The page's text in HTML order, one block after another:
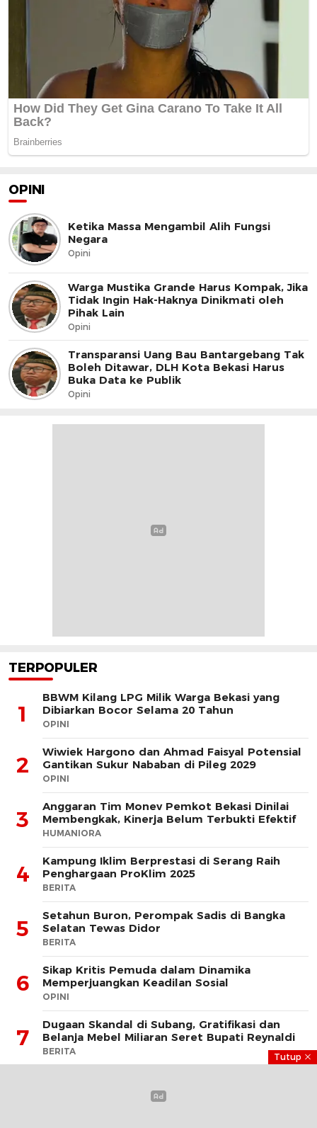
OPINI
Ketika Massa Mengambil Alih Fungsi
Negara
Opini
Warga Mustika Grande Harus Kompak, Jika
Tidak Ingin Hak-Haknya Dinikmati oleh
Pihak Lain
Opini
Transparansi Uang Bau Bantargebang Tak
Boleh Ditawar, DLH Kota Bekasi Harus
Buka Data ke Publik
Opini
TERPOPULER
1
BBWM Kilang LPG Milik Warga Bekasi yang
Dibiarkan Bocor Selama 20 Tahun
OPINI
2
Wiwiek Hargono dan Ahmad Faisyal Potensial
Gantikan Sukur Nababan di Pileg 2029
OPINI
3
Anggaran Tim Monev Pemkot Bekasi Dinilai
Membengkak, Kinerja Belum Terbukti Efektif
HUMANIORA
4
Kampung Iklim Berprestasi di Serang Raih
Penghargaan ProKlim 2025
BERITA
5
Setahun Buron, Perompak Sadis di Bangka
Selatan Tewas Didor
BERITA
6
Sikap Kritis Pemuda dalam Dinamika
Memperjuangkan Keadilan Sosial
OPINI
7
Dugaan Skandal di Subang, Gratifikasi dan
Belanja Mebel Miliaran Seret Bupati Reynaldi
BERITA
Laba Capai Rp 4,6 Miliar, Tapi Hanya Tersisa Rp
Tutup